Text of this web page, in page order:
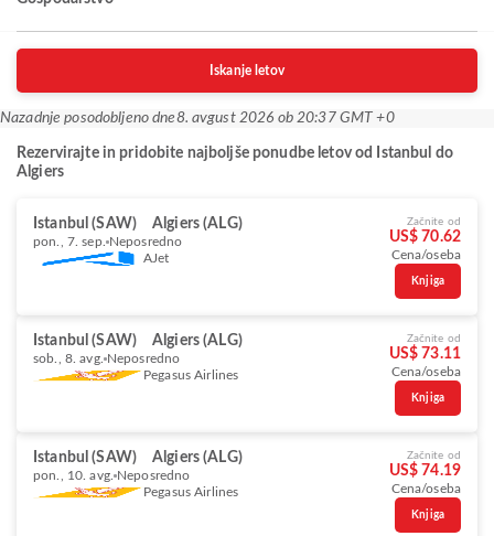
Iskanje letov
Nazadnje posodobljeno dne8. avgust 2026 ob 20:37 GMT +0
Rezervirajte in pridobite najboljše ponudbe letov od Istanbul do
Algiers
Istanbul (SAW) Algiers (ALG)
pon., 7. sep. Neposredno
AJet
Začnite od
US$ 70.62
Cena/oseba
Knjiga
Istanbul (SAW) Algiers (ALG)
sob., 8. avg. Neposredno
Pegasus Airlines
Začnite od
US$ 73.11
Cena/oseba
Knjiga
Istanbul (SAW) Algiers (ALG)
pon., 10. avg. Neposredno
Pegasus Airlines
Začnite od
US$ 74.19
Cena/oseba
Knjiga